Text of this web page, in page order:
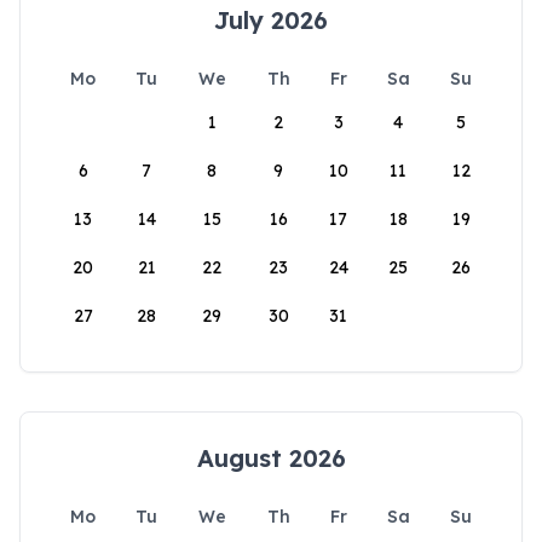
July 2026
Mo Tu We Th Fr Sa
Su
1
2 3 4 5
6 7 8 9 10 11 12
13 14 15 16 17 18 19
20 21 22 23 24 25 26
27 28 29 30 31
August 2026
Mo Tu We Th Fr Sa Su